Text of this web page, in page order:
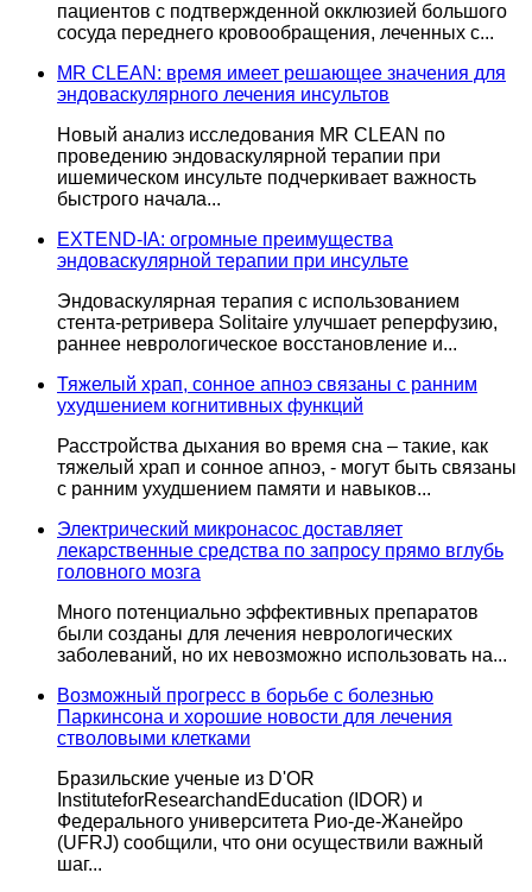
пациентов с подтвержденной окклюзией большого
сосуда переднего кровообращения, леченных с...
MR CLEAN: время имеет решающее значения для
эндоваскулярного лечения инсультов
Новый анализ исследования MR CLEAN по
проведению эндоваскулярной терапии при
ишемическом инсульте подчеркивает важность
быстрого начала...
EXTEND-IA: огромные преимущества
эндоваскулярной терапии при инсульте
Эндоваскулярная терапия с использованием
стента-ретривера Solitaire улучшает реперфузию,
раннее неврологическое восстановление и...
Тяжелый храп, сонное апноэ связаны с ранним
ухудшением когнитивных функций
Расстройства дыхания во время сна – такие, как
тяжелый храп и сонное апноэ, - могут быть связаны
с ранним ухудшением памяти и навыков...
Электрический микронасос доставляет
лекарственные средства по запросу прямо вглубь
головного мозга
Много потенциально эффективных препаратов
были созданы для лечения неврологических
заболеваний, но их невозможно использовать на...
Возможный прогресс в борьбе с болезнью
Паркинсона и хорошие новости для лечения
стволовыми клетками
Бразильские ученые из D'OR
InstituteforResearchandEducation (IDOR) и
Федерального университета Рио-де-Жанейро
(UFRJ) сообщили, что они осуществили важный
шаг...